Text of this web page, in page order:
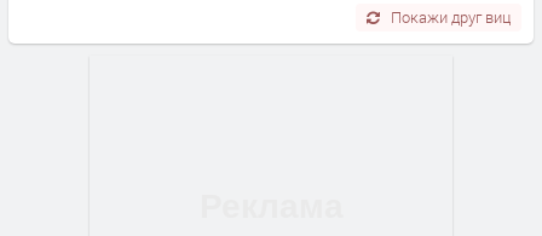
Покажи друг виц